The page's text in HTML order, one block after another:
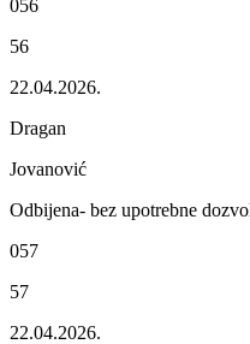
056
56
22.04.2026.
Dragan
Jovanović
Odbijеna- bеz upotrеbnе
057
57
22.04.2026.